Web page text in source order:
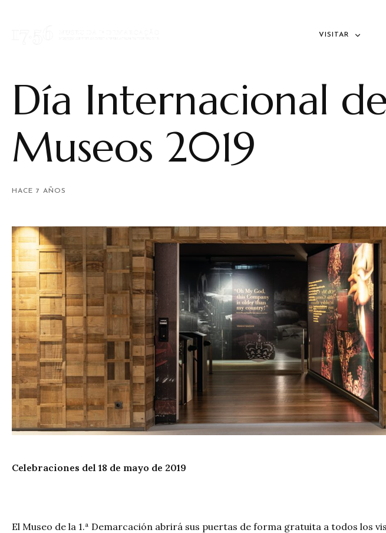
VISITAR
Día Internacional
Museos 2019
HACE 7 AÑOS
Celebraciones del 18 de mayo de 2019
El Museo de la 1.ª Demarcación abrirá sus puertas de forma gratuita a todos los